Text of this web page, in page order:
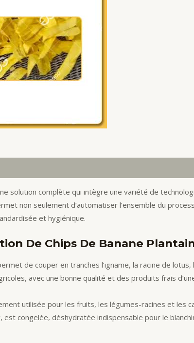
solution complète qui intègre une variété de
non seulement d’automatiser l’ensemble du
et hygiénique.
De Chips De Banane
de couper en tranches l’igname, la racine de
avec une bonne qualité et des produits frais
utilisée pour les fruits, les légumes-racines et les
congelée, déshydratée indispensable pour le